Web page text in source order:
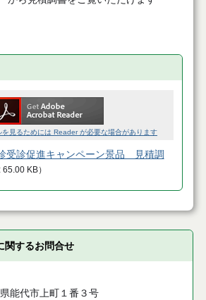
を見るためには Reader が必要な場合があります
診促進キャンペーン景品 見積調
65.00 KB）
関するお問合せ
能代市上町１番３号